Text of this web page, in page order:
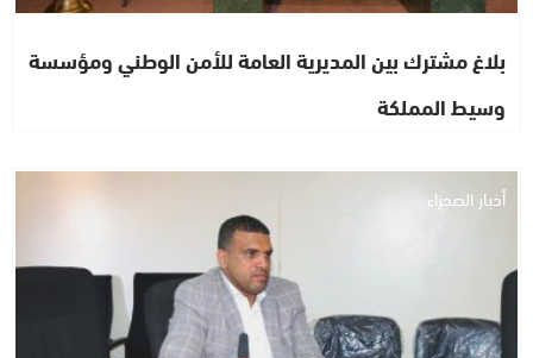
بلاغ مشترك بين المديرية العامة للأمن الوطني ومؤسسة
وسيط المملكة
أخبار الصحراء